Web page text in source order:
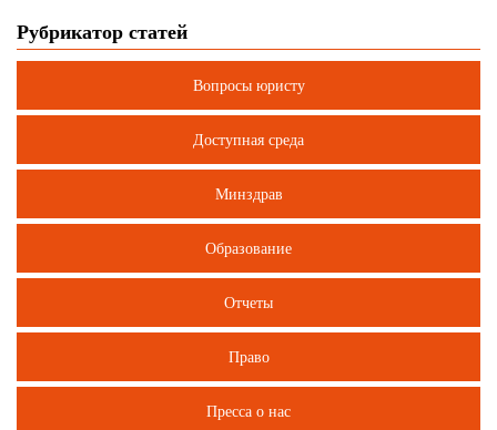
Рубрикатор статей
Вопросы юристу
Доступная среда
Минздрав
Образование
Отчеты
Право
Пресса о нас